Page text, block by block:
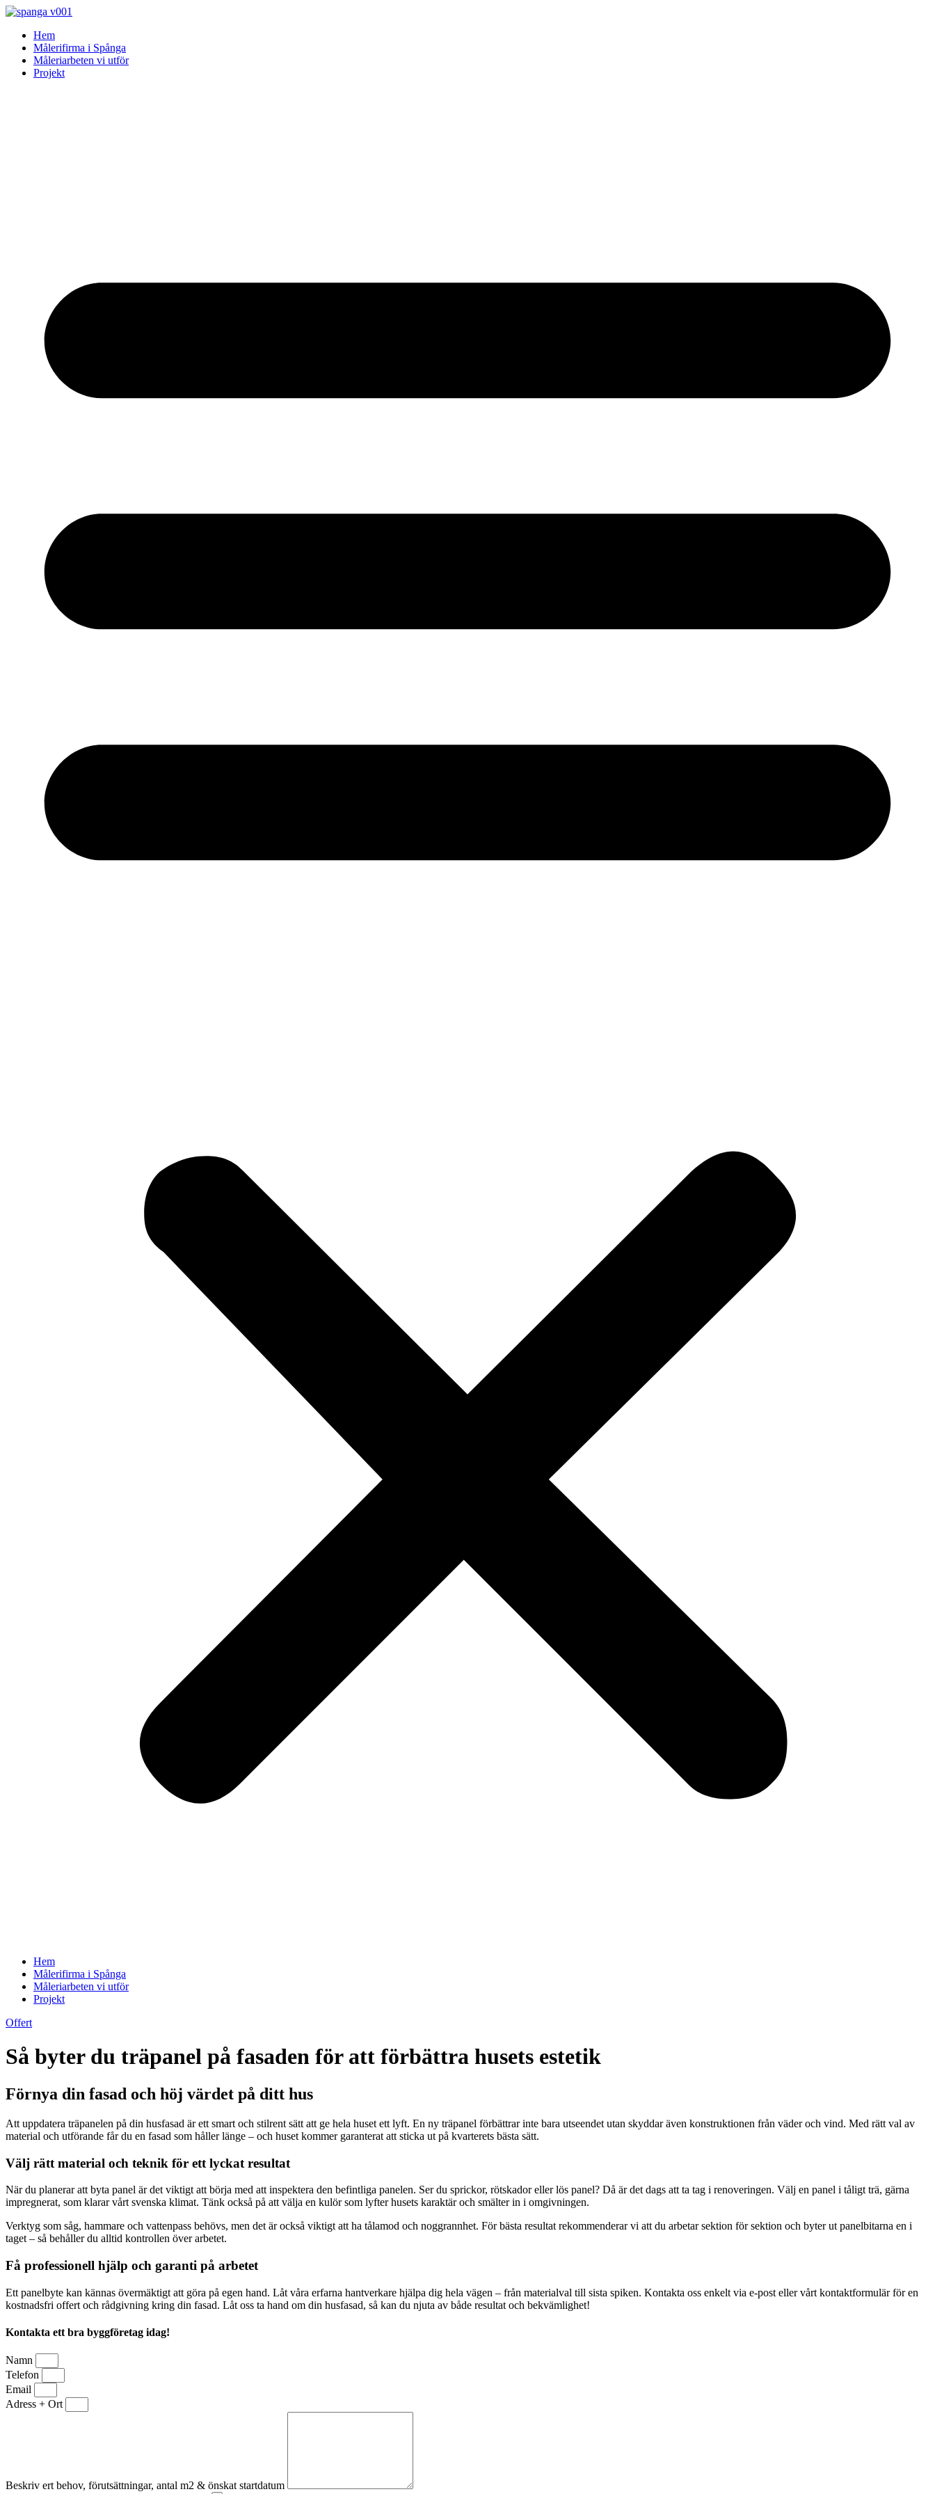
Skip
contentHem
Målerifirma i Spånga
Måleriarbeten vi utför
Projekt
Hem
Målerifirma i Spånga
Måleriarbeten vi utför
Projekt
Offert
Så byter du träpanel på fasaden för att förbättra husets estetik
Förnya din fasad och höj värdet på ditt hus
Att uppdatera träpanelen på din husfasad är ett smart och stilrent sätt att ge hela huset ett lyft. En ny träpanel förbättrar inte bara utseendet utan skyddar även konstruktionen från väder och vind. Med rätt val av
material och utförande får du en fasad som håller länge – och huset kommer garanterat att sticka ut på kvarterets bästa sätt.
Välj rätt material och teknik för ett lyckat resultat
När du planerar att byta panel är det viktigt att börja med att inspektera den befintliga panelen. Ser du sprickor, rötskador eller lös panel? Då är det dags att ta tag i renoveringen. Välj en panel i tåligt trä, gärna
impregnerat, som klarar vårt svenska klimat. Tänk också på att välja en kulör som lyfter husets karaktär och smälter in i omgivningen.
Verktyg som såg, hammare och vattenpass behövs, men det är också viktigt att ha tålamod och noggrannhet. För bästa resultat rekommenderar vi att du arbetar sektion för sektion och byter ut panelbitarna en i
taget – så behåller du alltid kontrollen över arbetet.
Få professionell hjälp och garanti på arbetet
Ett panelbyte kan kännas övermäktigt att göra på egen hand. Låt våra erfarna hantverkare hjälpa dig hela vägen – från materialval till sista spiken. Kontakta oss enkelt via e-post eller vårt kontaktformulär för en
kostnadsfri offert och rådgivning kring din fasad. Låt oss ta hand om din husfasad, så kan du njuta av både resultat och bekvämlighet!
Kontakta ett bra byggföretag idag!
Namn
Telefon
Email
Adress + Ort
Beskriv ert behov, förutsättningar, antal m2 & önskat startdatum